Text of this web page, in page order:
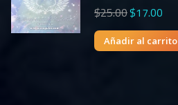
$25.00$17.00
Añadir al carrito